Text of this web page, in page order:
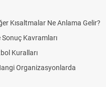
Kısaltmalar Ne Anlama Gelir?
Kavramları
Kuralları
Organizasyonlarda